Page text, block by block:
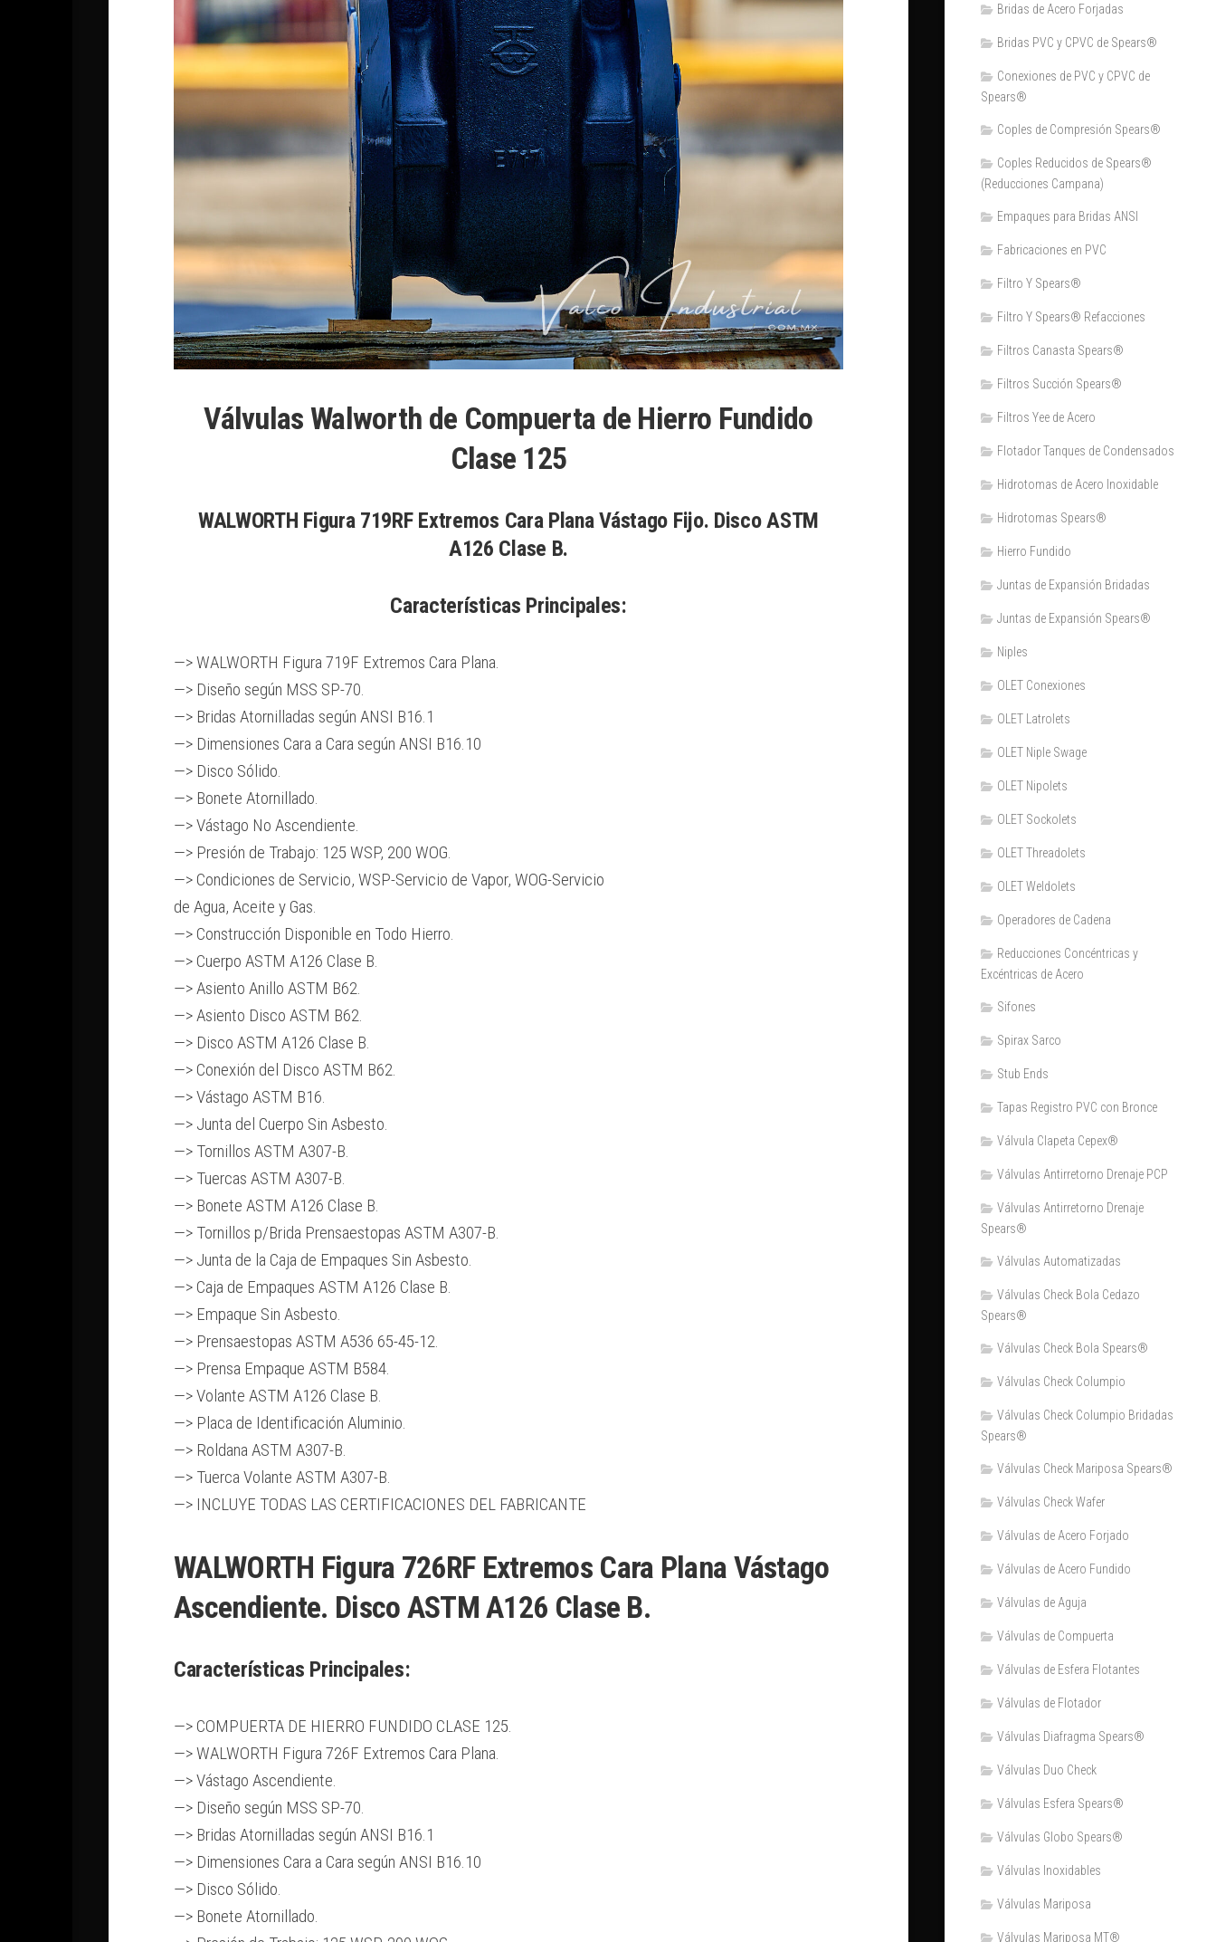
Válvulas Walworth de Compuerta de Hierro Fundido
Clase 125
WALWORTH Figura 719RF Extremos Cara Plana Vástago Fijo. Disco ASTM
A126 Clase B.
Características Principales:
—> WALWORTH Figura 719F Extremos Cara Plana.
—> Diseño según MSS SP-70.
—> Bridas Atornilladas según ANSI B16.1
—> Dimensiones Cara a Cara según ANSI B16.10
—> Disco Sólido.
—> Bonete Atornillado.
—> Vástago No Ascendiente.
—> Presión de Trabajo: 125 WSP, 200 WOG.
—> Condiciones de Servicio, WSP-Servicio de Vapor, WOG-Servicio
de Agua, Aceite y Gas.
—> Construcción Disponible en Todo Hierro.
—> Cuerpo ASTM A126 Clase B.
—> Asiento Anillo ASTM B62.
—> Asiento Disco ASTM B62.
—> Disco ASTM A126 Clase B.
—> Conexión del Disco ASTM B62.
—> Vástago ASTM B16.
—> Junta del Cuerpo Sin Asbesto.
—> Tornillos ASTM A307-B.
—> Tuercas ASTM A307-B.
—> Bonete ASTM A126 Clase B.
—> Tornillos p/Brida Prensaestopas ASTM A307-B.
—> Junta de la Caja de Empaques Sin Asbesto.
—> Caja de Empaques ASTM A126 Clase B.
—> Empaque Sin Asbesto.
—> Prensaestopas ASTM A536 65-45-12.
—> Prensa Empaque ASTM B584.
—> Volante ASTM A126 Clase B.
—> Placa de Identificación Aluminio.
—> Roldana ASTM A307-B.
—> Tuerca Volante ASTM A307-B.
—> INCLUYE TODAS LAS CERTIFICACIONES DEL FABRICANTE
WALWORTH Figura 726RF Extremos Cara Plana Vástago
Ascendiente. Disco ASTM A126 Clase B.
Características Principales:
—> COMPUERTA DE HIERRO FUNDIDO CLASE 125.
—> WALWORTH Figura 726F Extremos Cara Plana.
—> Vástago Ascendiente.
—> Diseño según MSS SP-70.
—> Bridas Atornilladas según ANSI B16.1
—> Dimensiones Cara a Cara según ANSI B16.10
—> Disco Sólido.
—> Bonete Atornillado.
Bridas de Acero Forjadas
Bridas PVC y CPVC de Spears®
Conexiones de PVC y CPVC de
Spears®
Coples de Compresión Spears®
Coples Reducidos de Spears®
(Reducciones Campana)
Empaques para Bridas ANSI
Fabricaciones en PVC
Filtro Y Spears®
Filtro Y Spears® Refacciones
Filtros Canasta Spears®
Filtros Succión Spears®
Filtros Yee de Acero
Flotador Tanques de Condensados
Hidrotomas de Acero Inoxidable
Hidrotomas Spears®
Hierro Fundido
Juntas de Expansión Bridadas
Juntas de Expansión Spears®
Niples
OLET Conexiones
OLET Latrolets
OLET Niple Swage
OLET Nipolets
OLET Sockolets
OLET Threadolets
OLET Weldolets
Operadores de Cadena
Reducciones Concéntricas y
Excéntricas de Acero
Sifones
Spirax Sarco
Stub Ends
Tapas Registro PVC con Bronce
Válvula Clapeta Cepex®
Válvulas Antirretorno Drenaje PCP
Válvulas Antirretorno Drenaje
Spears®
Válvulas Automatizadas
Válvulas Check Bola Cedazo
Spears®
Válvulas Check Bola Spears®
Válvulas Check Columpio
Válvulas Check Columpio Bridadas
Spears®
Válvulas Check Mariposa Spears®
Válvulas Check Wafer
Válvulas de Acero Forjado
Válvulas de Acero Fundido
Válvulas de Aguja
Válvulas de Compuerta
Válvulas de Esfera Flotantes
Válvulas de Flotador
Válvulas Diafragma Spears®️
Válvulas Duo Check
Válvulas Esfera Spears®
Válvulas Globo Spears®
Válvulas Inoxidables
Válvulas Mariposa
Válvulas Mariposa MT®